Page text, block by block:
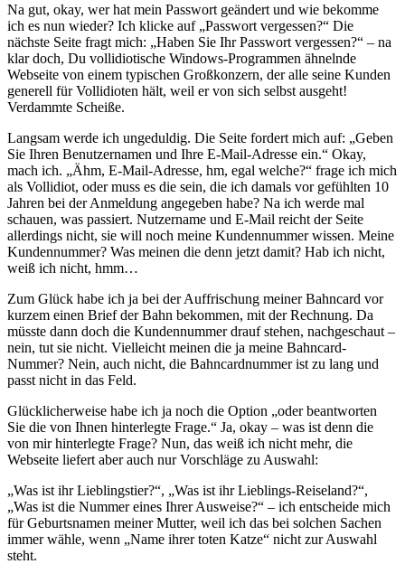
Na gut, okay, wer hat mein Passwort geändert und wie bekomme
ich es nun wieder? Ich klicke auf „Passwort vergessen?“ Die
nächste Seite fragt mich: „Haben Sie Ihr Passwort vergessen?“ – na
klar doch, Du vollidiotische Windows-Programmen ähnelnde
Webseite von einem typischen Großkonzern, der alle seine Kunden
generell für Vollidioten hält, weil er von sich selbst ausgeht!
Verdammte Scheiße.
Langsam werde ich ungeduldig. Die Seite fordert mich auf: „Geben
Sie Ihren Benutzernamen und Ihre E-Mail-Adresse ein.“ Okay,
mach ich. „Ähm, E-Mail-Adresse, hm, egal welche?“ frage ich mich
als Vollidiot, oder muss es die sein, die ich damals vor gefühlten 10
Jahren bei der Anmeldung angegeben habe? Na ich werde mal
schauen, was passiert. Nutzername und E-Mail reicht der Seite
allerdings nicht, sie will noch meine Kundennummer wissen. Meine
Kundennummer? Was meinen die denn jetzt damit? Hab ich nicht,
weiß ich nicht, hmm…
Zum Glück habe ich ja bei der Auffrischung meiner Bahncard vor
kurzem einen Brief der Bahn bekommen, mit der Rechnung. Da
müsste dann doch die Kundennummer drauf stehen, nachgeschaut –
nein, tut sie nicht. Vielleicht meinen die ja meine Bahncard-
Nummer? Nein, auch nicht, die Bahncardnummer ist zu lang und
passt nicht in das Feld.
Glücklicherweise habe ich ja noch die Option „oder beantworten
Sie die von Ihnen hinterlegte Frage.“ Ja, okay – was ist denn die
von mir hinterlegte Frage? Nun, das weiß ich nicht mehr, die
Webseite liefert aber auch nur Vorschläge zu Auswahl:
„Was ist ihr Lieblingstier?“, „Was ist ihr Lieblings-Reiseland?“,
„Was ist die Nummer eines Ihrer Ausweise?“ – ich entscheide mich
für Geburtsnamen meiner Mutter, weil ich das bei solchen Sachen
immer wähle, wenn „Name ihrer toten Katze“ nicht zur Auswahl
steht.